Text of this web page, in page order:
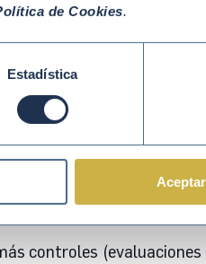
de Cookies.
Estadística
voluntarias.
que tienen un
o aplicaciones de IA.
sus resultados de
cumplir con la
controles